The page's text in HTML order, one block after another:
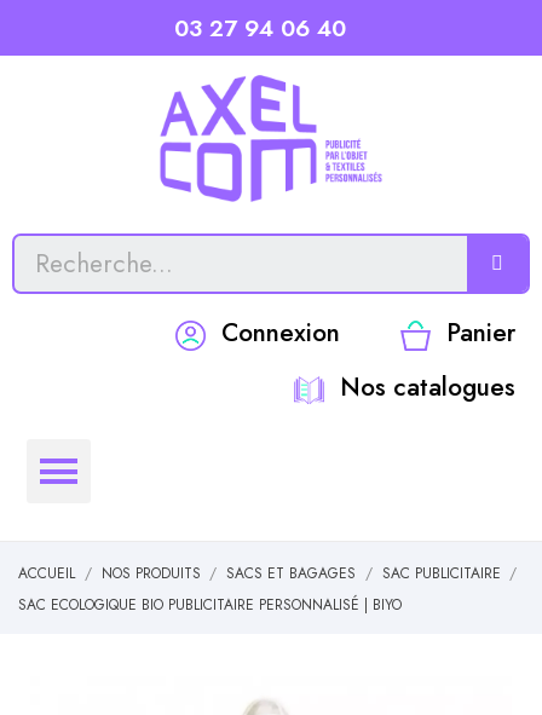
03 27 94 06 40
Connexion
Panier
Nos catalogues
ACCUEIL NOS PRODUITS SACS ET BAGAGES
SAC PUBLICITAIRE
SAC ECOLOGIQUE BIO PUBLICITAIRE PERSONNALISÉ | BIYO